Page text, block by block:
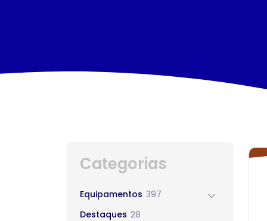
Categorias
Equipamentos 397
Destaques 28